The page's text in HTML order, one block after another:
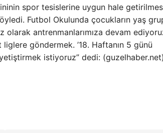
spor tesislerine uygun hale
Futbol Okulunda çocukların yaş
olarak antrenmanlarımıza devam
liglere göndermek. ’18. Haftanın 5 günü
istiyoruz” dedi: (guzelhaber.net)